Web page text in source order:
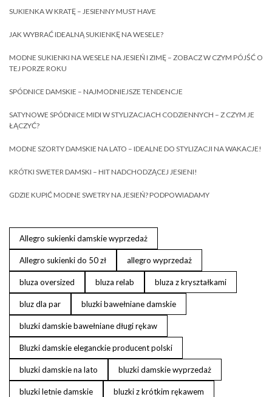
SUKIENKA W KRATĘ – JESIENNY MUST HAVE
JAK WYBRAĆ IDEALNĄ SUKIENKĘ NA WESELE?
MODNE SUKIENKI NA WESELE NA JESIEŃ I ZIMĘ – ZOBACZ W CZYM PÓJŚĆ O
TEJ PORZE ROKU
SPÓDNICE DAMSKIE – NAJMODNIEJSZE TENDENCJE
SATYNOWE SPÓDNICE MIDI W STYLIZACJACH CODZIENNYCH – Z CZYM JE
ŁĄCZYĆ?
MODNE SZORTY DAMSKIE NA LATO – IDEALNE DO STYLIZACJI NA WAKACJE!
KRÓTKI SWETER DAMSKI – HIT NADCHODZĄCEJ JESIENI!
GDZIE KUPIĆ MODNE SWETRY NA JESIEŃ? PODPOWIADAMY
Allegro sukienki damskie wyprzedaż
Allegro sukienki do 50 zł allegro wyprzedaż
bluza oversized bluza relab bluza z kryształkami
bluz dla par bluzki bawełniane damskie
bluzki damskie bawełniane długi rękaw
Bluzki damskie eleganckie producent polski
bluzki damskie na lato bluzki damskie wyprzedaż
bluzki letnie damskie bluzki z krótkim rękawem